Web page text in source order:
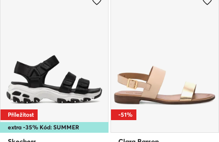
extra -35% Kód: SUMMER
Příležitost -51%